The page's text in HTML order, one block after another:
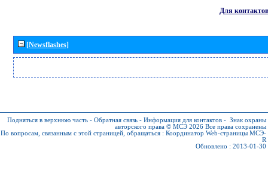
Для контактов
[Newsflashes]
Подняться в верхнюю часть - Обратная связь - Информация для контактов - Знак охраны
авторского права © МСЭ 2026 Все права сохранены
По вопросам, связанным с этой страницей, обращаться : Координатор Web-страницы МСЭ-
R
Обновлено : 2013-01-30